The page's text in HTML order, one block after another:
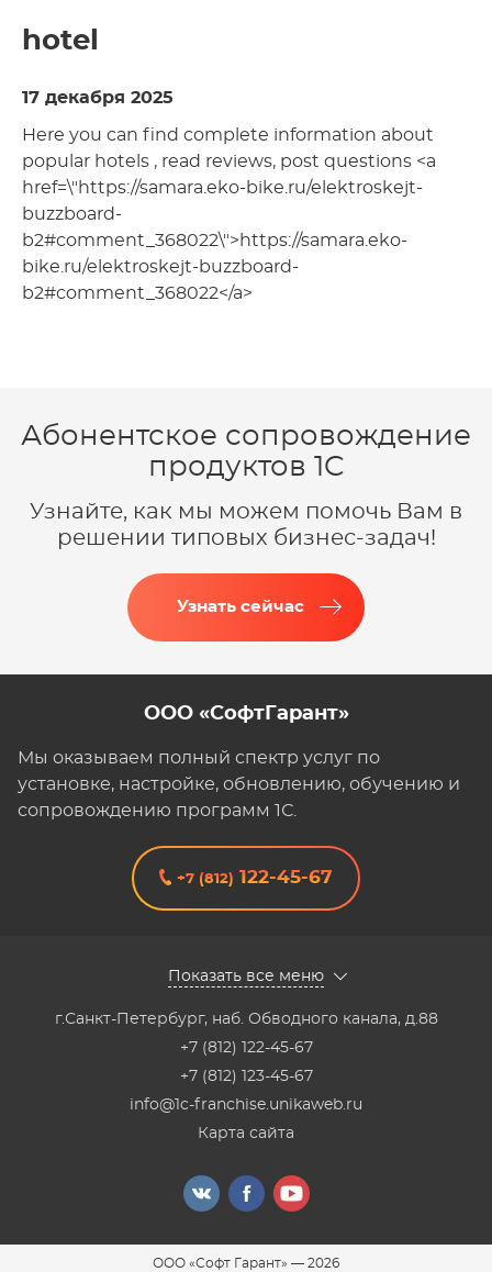
hotel
17 декабря 2025
Here you can find complete information about
popular hotels , read reviews, post questions <a
href=\"https://samara.eko-bike.ru/elektroskejt-
buzzboard-
b2#comment_368022\">https://samara.eko-
bike.ru/elektroskejt-buzzboard-
b2#comment_368022</a>
Абонентское сопровождение
продуктов 1C
Узнайте, как мы можем помочь Вам в
решении типовых бизнес-задач!
Узнать сейчас
ООО «СофтГарант»
Мы оказываем полный спектр услуг по
установке, настройке, обновлению, обучению и
сопровождению программ 1С.
+7 (812) 122-45-67
Показать все меню
г.Санкт-Петербург, наб. Обводного канала, д.88
+7 (812) 122-45-67
+7 (812) 123-45-67
info@1c-franchise.unikaweb.ru
Карта сайта
ООО «Софт Гарант» — 2026